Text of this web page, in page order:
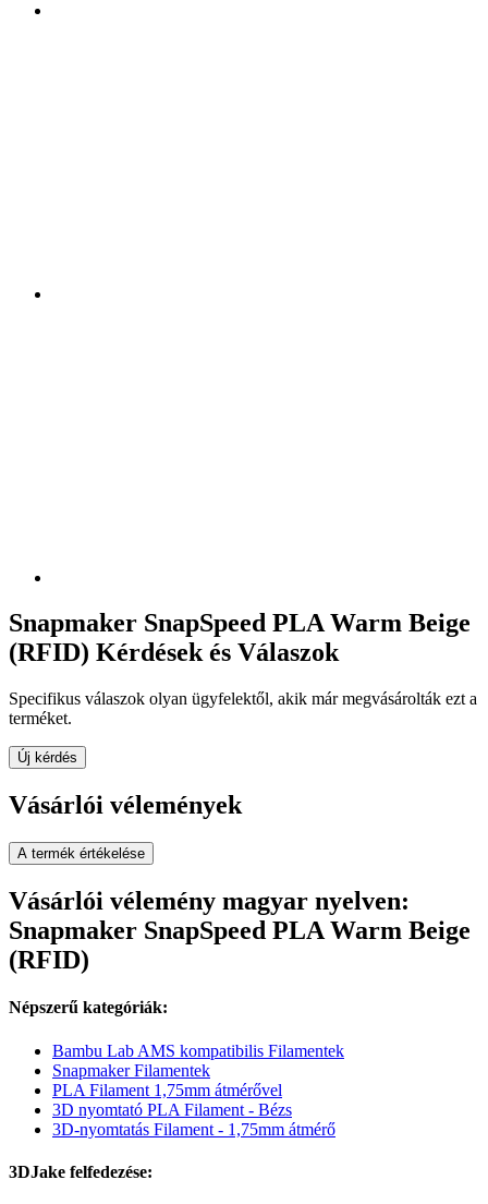
Snapmaker SnapSpeed PLA Warm Beige
(RFID) Kérdések és Válaszok
Specifikus válaszok olyan ügyfelektől, akik már megvásárolták ezt a
terméket.
Új kérdés
Vásárlói vélemények
A termék értékelése
Vásárlói vélemény magyar nyelven:
Snapmaker SnapSpeed PLA Warm Beige
(RFID)
Népszerű kategóriák:
Bambu Lab AMS kompatibilis Filamentek
Snapmaker Filamentek
PLA Filament 1,75mm átmérővel
3D nyomtató PLA Filament - Bézs
3D-nyomtatás Filament - 1,75mm átmérő
3DJake felfedezése: